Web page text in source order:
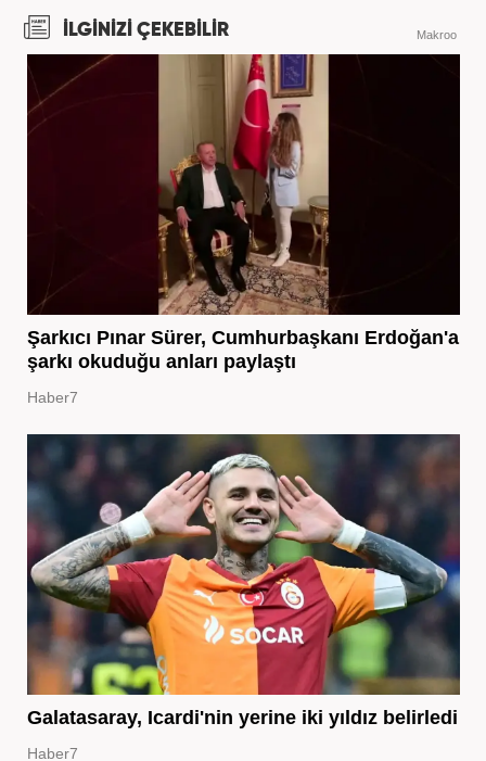
İLGİNİZİ ÇEKEBİLİR Makroo
Şarkıcı Pınar Sürer, Cumhurbaşkanı Erdoğan'a
şarkı okuduğu anları paylaştı
Haber7
Galatasaray, Icardi'nin yerine iki yıldız belirledi
Haber7